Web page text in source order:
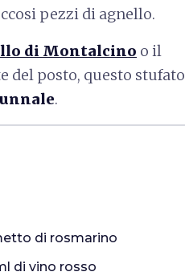
pezzi di agnello.
di Montalcino o il
del posto, questo stufato
.
di rosmarino
di vino rosso